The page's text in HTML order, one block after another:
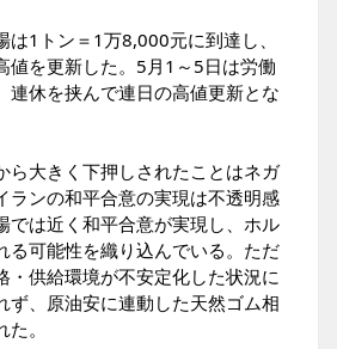
1トン＝1万8,000元に到達し、
値を更新した。5月1～5日は労働
連休を挟んで連日の高値更新とな
大きく下押しされたことはネガ
ランの和平合意の実現は不透明感
では近く和平合意が実現し、ホル
る可能性を織り込んでいる。ただ
・供給環境が不安定化した状況に
ず、原油安に連動した天然ゴム相
。